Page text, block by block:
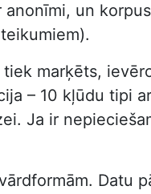
un
marķēts,
– 10 kļūdu tipi
Ja ir
Datu